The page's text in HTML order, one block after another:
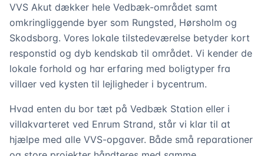
VVS Akut dækker hele Vedbæk-området samt
omkringliggende byer som Rungsted, Hørsholm og
Skodsborg. Vores lokale tilstedeværelse betyder kort
responstid og dyb kendskab til området. Vi kender de
lokale forhold og har erfaring med boligtyper fra
villaer ved kysten til lejligheder i bycentrum.
Hvad enten du bor tæt på Vedbæk Station eller i
villakvarteret ved Enrum Strand, står vi klar til at
hjælpe med alle VVS-opgaver. Både små reparationer